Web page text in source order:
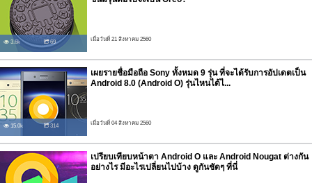
3.6k 69 เมื่อวันที่ 21 สิงหาคม 2560
15.0k 314
เผยรายชื่อมือถือ Sony ทั้งหมด 9 รุ่น ที่จะได้รับการอัปเดตเป็น
Android 8.0 (Android O) รุ่นไหนได้ไ...
เมื่อวันที่ 04 สิงหาคม 2560
เปรียบเทียบหน้าตา Android O และ Android Nougat ต่างกัน
อย่างไร มีอะไรเปลี่ยนไปบ้าง ดูกันชัดๆ ที่นี่